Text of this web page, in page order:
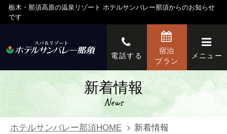
栃木・那須高原の温泉リゾート ホテルサンバレー那須からのお知らせ
です
電話する
宿泊
プラン
メニュー
新着情報
News
ホテルサンバレー那須HOME 新着情報